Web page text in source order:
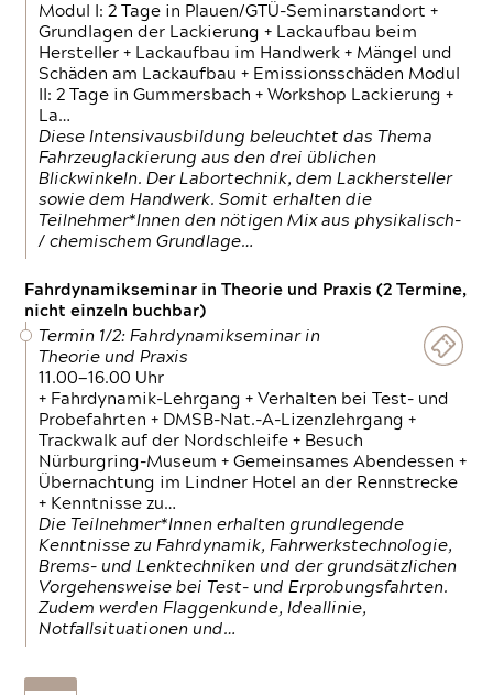
Modul I: 2 Tage in Plauen/GTÜ-Seminarstandort +
Grundlagen der Lackierung + Lackaufbau beim
Hersteller + Lackaufbau im Handwerk + Mängel und
Schäden am Lackaufbau + Emissionsschäden Modul
II: 2 Tage in Gummersbach + Workshop Lackierung +
La…
Diese Intensivausbildung beleuchtet das Thema
Fahrzeuglackierung aus den drei üblichen
Blickwinkeln. Der Labortechnik, dem Lackhersteller
sowie dem Handwerk. Somit erhalten die
Teilnehmer*Innen den nötigen Mix aus physikalisch-
/ chemischem Grundlage…
Fahrdynamikseminar in Theorie und Praxis (2 Termine,
nicht einzeln buchbar)
Termin 1/2: Fahrdynamikseminar in
Theorie und Praxis
11.00—16.00 Uhr
+ Fahrdynamik-Lehrgang + Verhalten bei Test- und
Probefahrten + DMSB-Nat.-A-Lizenzlehrgang +
Trackwalk auf der Nordschleife + Besuch
Nürburgring-Museum + Gemeinsames Abendessen +
Übernachtung im Lindner Hotel an der Rennstrecke
+ Kenntnisse zu…
Die Teilnehmer*Innen erhalten grundlegende
Kenntnisse zu Fahrdynamik, Fahrwerkstechnologie,
Brems- und Lenktechniken und der grundsätzlichen
Vorgehensweise bei Test- und Erprobungsfahrten.
Zudem werden Flaggenkunde, Ideallinie,
Notfallsituationen und…